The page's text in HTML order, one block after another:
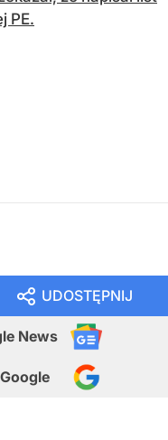
PE.
UDOSTĘPNIJ
News